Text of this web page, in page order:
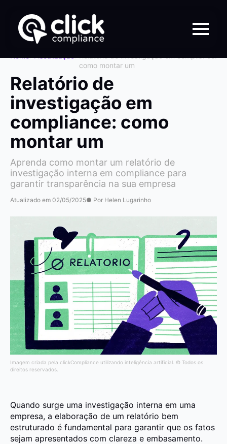
como montar um
Relatório de
investigação em
compliance: como
montar um
Aprenda como montar um relatório de
investigação interna em compliance para
garantir transparência na sua empresa
Atualizado em 02/05/2025● Por Helen Lugarinho
Imagem criada pela clickCompliance utilizando inteligência artificial. © Todos os
direitos reservados.
Quando surge uma investigação interna em uma
empresa, a elaboração de um relatório bem
estruturado é fundamental para garantir que os fatos
sejam apresentados com clareza e embasamento.